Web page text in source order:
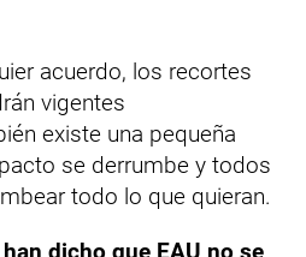
acuerdo, los recortes
vigentes
existe una pequeña
se derrumbe y todos
todo lo que quieran.